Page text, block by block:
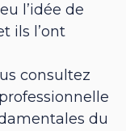
l’idée de
ils l’ont
consultez
du